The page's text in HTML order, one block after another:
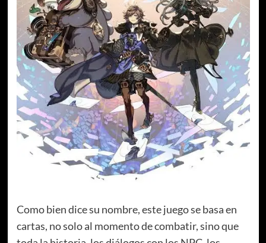
Como bien dice su nombre, este juego se basa en
cartas, no solo al momento de combatir, sino que